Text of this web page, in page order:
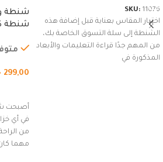
SKU: 11076
اختيار المقاس بعناية قبل إضافة هذه
الشنطة إلى سلة التسوق الخاصة بك،
من المهم جدًا قراءة التعليمات والأبعاد
المذكورة في
شنطة
شنطة
السفر،
(رمادي)
299,00
أصبحت
في أي
من
مهما